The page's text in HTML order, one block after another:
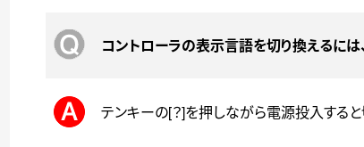
コントローラの表示言語を切り換えるには
テンキーの[？]を押しながら電源投入する